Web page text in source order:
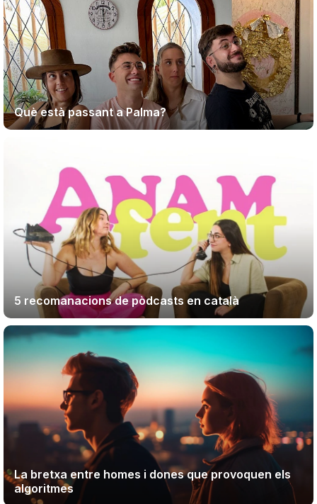
Què està passant a Palma?
5 recomanacions de pòdcasts en català
La bretxa entre homes i dones que provoquen els
algoritmes